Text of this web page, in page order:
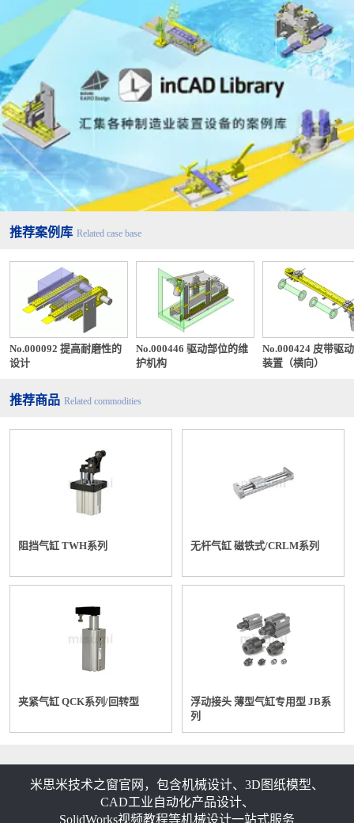
推荐案例库 Related case base
No.000092 提高耐磨性的
设计
No.000446 驱动部位的维
护机构
No.000424 皮带驱
装置（横向）
推荐商品 Related commodities
阻挡气缸 TWH系列 无杆气缸 磁铁式/CRLM系列
夹紧气缸 QCK系列/回转型
浮动接头 薄型气缸专用型 JB系
列
米思米技术之窗官网，包含机械设计、3D图纸模型、
CAD工业自动化产品设计、
SolidWorks视频教程等机械设计一站式服务